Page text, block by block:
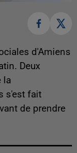
d'Amiens
Deux
la
s'est fait
de prendre